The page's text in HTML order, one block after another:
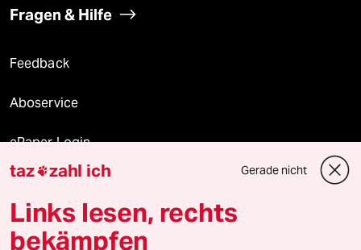
Fragen & Hilfe
Feedback
Aboservice
ePaper Login
Downloads für Abonnierende
taz zahl ich Gerade nicht
Links lesen, rechts
bekämpfen